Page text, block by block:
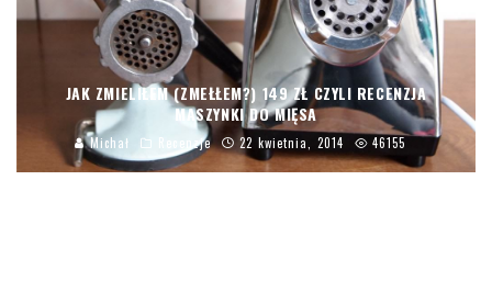
JAK ZMIELIŁEM (ZMEŁŁEM?) 149 ZŁ CZYLI RECENZJA
MASZYNKI DO MIĘSA
Michał Recenzje 22 kwietnia, 2014 46155